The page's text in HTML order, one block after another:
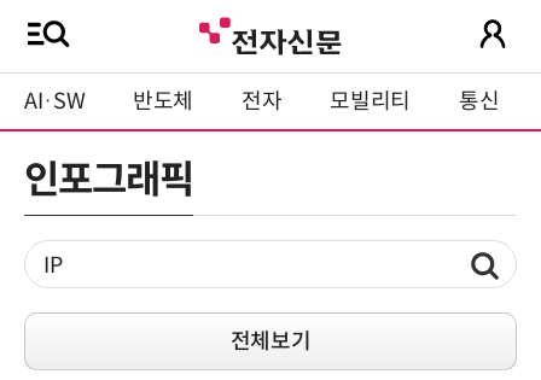
AI·SW 반도체 전자 모빌리티 통신
인포그래픽
전체보기